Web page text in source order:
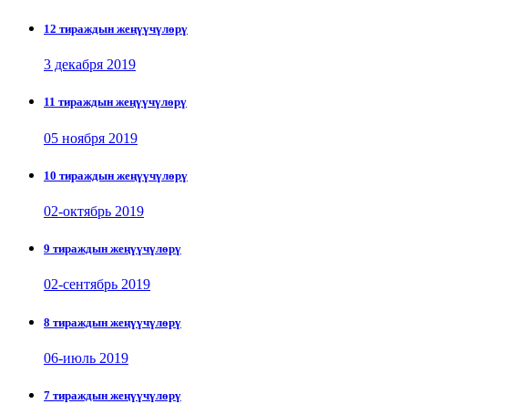
12 тираждын жеңүүчүлөрү
3 декабря 2019
11 тираждын жеңүүчүлөрү
05 ноября 2019
10 тираждын жеңүүчүлөрү
02-октябрь 2019
9 тираждын жеңүүчүлөрү
02-сентябрь 2019
8 тираждын жеңүүчүлөрү
06-июль 2019
7 тираждын жеңүүчүлөрү